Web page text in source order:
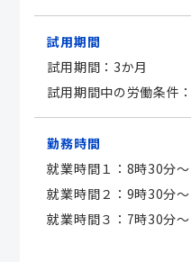
試用期間
試用期間：3か月
試用期間中の労働条件
勤務時間
就業時間１：8時30分
就業時間２：9時30分
就業時間３：7時30分